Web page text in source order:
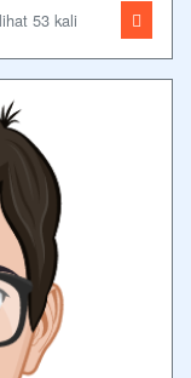
53 kali